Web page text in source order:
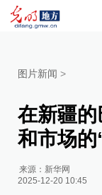
图片新闻 >
在新疆
和市场的
来源： 新华网
2025-12-20 10:45